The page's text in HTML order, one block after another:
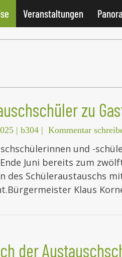
Veranstaltungen
zu
| b304 | Kommentar
und -
Juni bereits zum
des Schüleraustauschs
Klaus
der